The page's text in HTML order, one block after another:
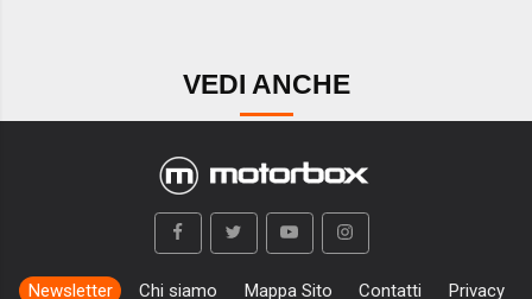
VEDI ANCHE
Newsletter Chi siamo Mappa Sito Contatti Privacy